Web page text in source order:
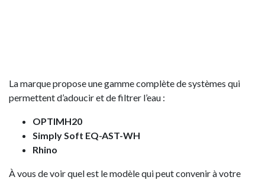
La marque propose une gamme complète de systèmes qui
permettent d’adoucir et de filtrer l’eau :
OPTIMH20
Simply Soft EQ-AST-WH
Rhino
À vous de voir quel est le modèle qui peut convenir à votre